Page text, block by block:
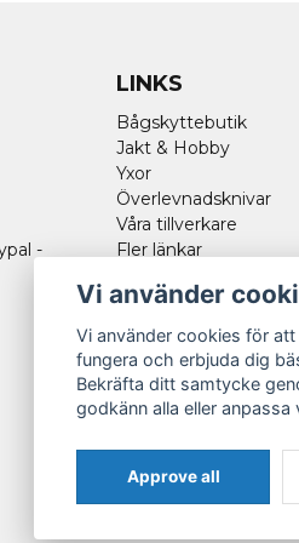
-
LINKS
Bågskyttebutik
Jakt & Hobby
Yxor
Överlevnadsknivar
Våra tillverkare
Fler länkar
Vi använder
Vi använder cookies för
fungera och erbjuda dig
Bekräfta ditt samtycke
godkänn alla eller anpassa
Approve all